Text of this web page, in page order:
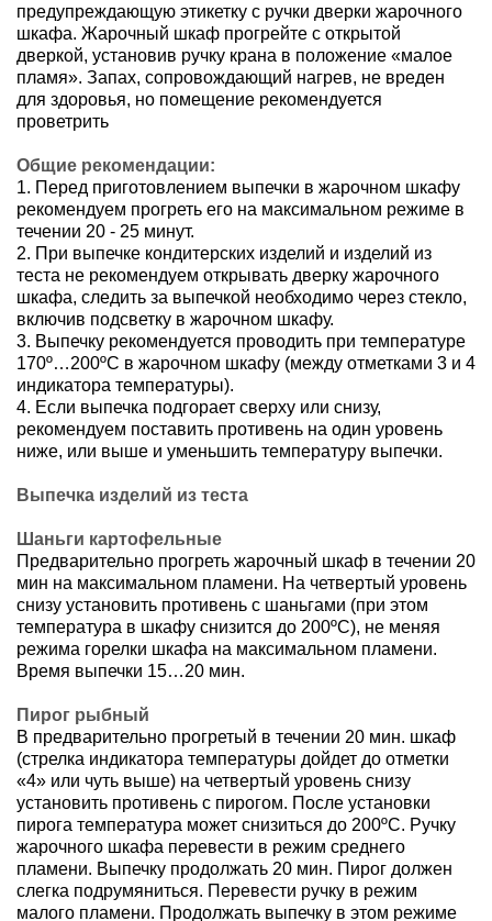
предупреждающую этикетку с ручки дверки жарочного
шкафа. Жарочный шкаф прогрейте с открытой
дверкой, установив ручку крана в положение «малое
пламя». Запах, сопровождающий нагрев, не вреден
для здоровья, но помещение рекомендуется
проветрить
Общие рекомендации:
1. Перед приготовлением выпечки в жарочном шкафу
рекомендуем прогреть его на максимальном режиме в
течении 20 - 25 минут.
2. При выпечке кондитерских изделий и изделий из
теста не рекомендуем открывать дверку жарочного
шкафа, следить за выпечкой необходимо через стекло,
включив подсветку в жарочном шкафу.
3. Выпечку рекомендуется проводить при температуре
170º…200ºС в жарочном шкафу (между отметками 3 и 4
индикатора температуры).
4. Если выпечка подгорает сверху или снизу,
рекомендуем поставить противень на один уровень
ниже, или выше и уменьшить температуру выпечки.
Выпечка изделий из теста
Шаньги картофельные
Предварительно прогреть жарочный шкаф в течении 20
мин на максимальном пламени. На четвертый уровень
снизу установить противень с шаньгами (при этом
температура в шкафу снизится до 200ºС), не меняя
режима горелки шкафа на максимальном пламени.
Время выпечки 15…20 мин.
Пирог рыбный
В предварительно прогретый в течении 20 мин. шкаф
(стрелка индикатора температуры дойдет до отметки
«4» или чуть выше) на четвертый уровень снизу
установить противень с пирогом. После установки
пирога температура может снизиться до 200ºС. Ручку
жарочного шкафа перевести в режим среднего
пламени. Выпечку продолжать 20 мин. Пирог должен
слегка подрумяниться. Перевести ручку в режим
малого пламени. Продолжать выпечку в этом режиме